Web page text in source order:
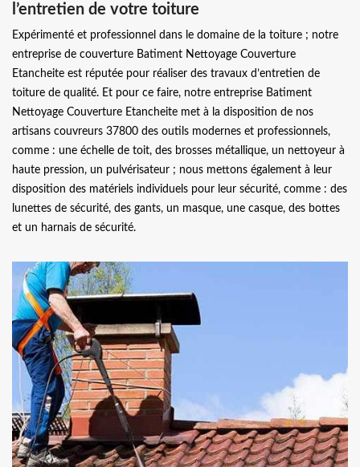
l’entretien de votre toiture
Expérimenté et professionnel dans le domaine de la toiture ; notre
entreprise de couverture Batiment Nettoyage Couverture
Etancheite est réputée pour réaliser des travaux d’entretien de
toiture de qualité. Et pour ce faire, notre entreprise Batiment
Nettoyage Couverture Etancheite met à la disposition de nos
artisans couvreurs 37800 des outils modernes et professionnels,
comme : une échelle de toit, des brosses métallique, un nettoyeur à
haute pression, un pulvérisateur ; nous mettons également à leur
disposition des matériels individuels pour leur sécurité, comme : des
lunettes de sécurité, des gants, un masque, une casque, des bottes
et un harnais de sécurité.